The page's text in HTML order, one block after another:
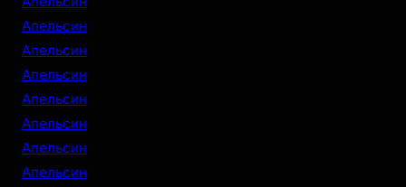
Апельсин
Апельсин
Апельсин
Апельсин
Апельсин
Апельсин
Апельсин